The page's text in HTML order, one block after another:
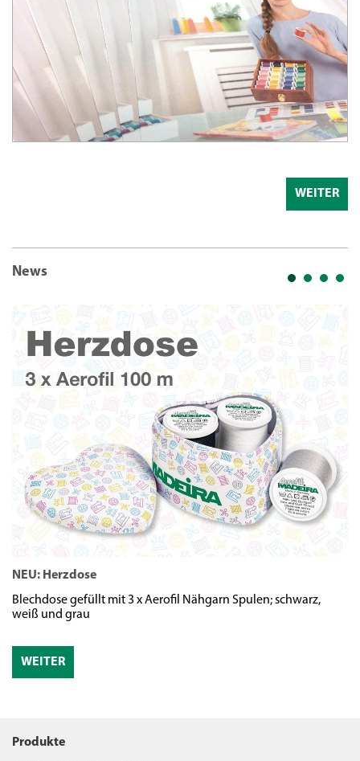
WEITER
News
NEU: Herzdose
Blechdose gefüllt mit 3 x Aerofil Nähgarn Spulen; schwarz,
weiß und grau
WEITER
Produkte